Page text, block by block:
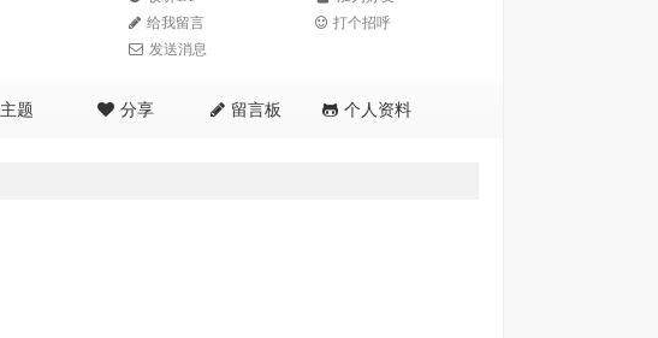
给我留言
打个招呼
发送消息
主题 分享 留言板 个人资料